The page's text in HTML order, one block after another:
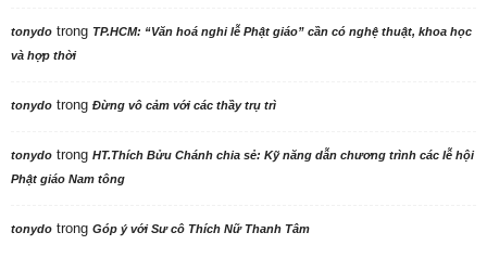
tonydo trong TP.HCM: “Văn hoá nghi lễ Phật giáo” cần có nghệ thuật, khoa học
và hợp thời
tonydo trong Đừng vô cảm với các thầy trụ trì
tonydo trong HT.Thích Bửu Chánh chia sẻ: Kỹ năng dẫn chương trình các lễ hội
Phật giáo Nam tông
tonydo trong Góp ý với Sư cô Thích Nữ Thanh Tâm